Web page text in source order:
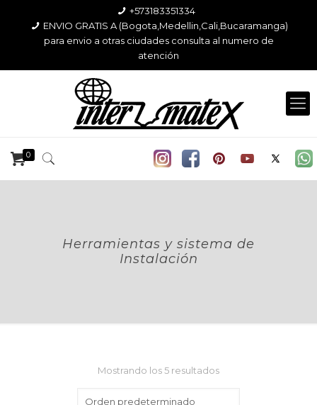
+573183351334
ENVIO GRATIS A (Bogota,Medellin,Cali,Bucaramanga)
para envio a otras ciudades consulta al numero de
atención
0
Herramientas y sistema de
Instalación
Mostrando los 5 resultados